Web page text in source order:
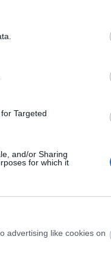
Targeted
and/or Sharing
for which it
advertising like cookies on
Diós
Fanta
Gofri